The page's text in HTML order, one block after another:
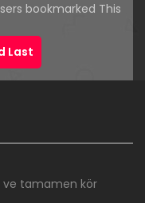
bookmarked This
Last
ve tamamen kör